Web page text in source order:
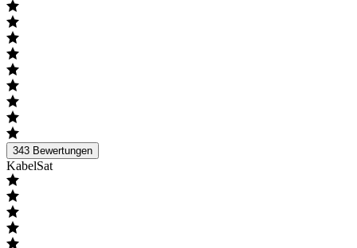
343 Bewertungen
KabelSat